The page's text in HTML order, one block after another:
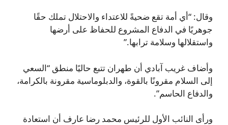
وقال: “أي أمة تقع ضحيةً للاعتداء والاحتلال تملك حقًا
جوهريًا في الدفاع المشروع للحفاظ على أرضها
واستقلالها وسلامة ترابها.”
وأضاف غريب آبادي أن طهران تتبع حاليًا منطق “السعي
إلى السلام مقرونًا بالقوة، والدبلوماسية مقرونة بالكرامة،
والدفاع الحاسم”.
ورأى النائب الأول للرئيس محمد رضا عارف أن استعادة